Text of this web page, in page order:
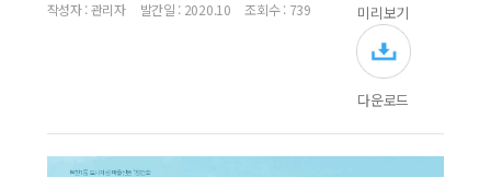
작성자 : 관리자 발간일 : 2020.10 조회수 : 739 미리보기
다운로드